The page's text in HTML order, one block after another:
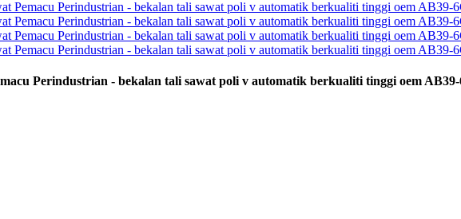
Perindustrian - bekalan tali sawat poli v automatik berkualiti tinggi oem